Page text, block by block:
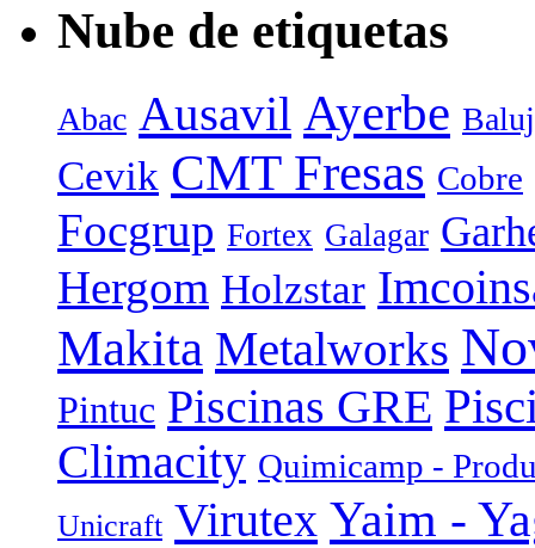
Nube de etiquetas
Abac Ausavil Ayerbe
Cevik CMT Fresas Cobre
Focgrup Fortex Galagar
Hergom Holzstar
Makita Metalworks
Pintuc Piscinas GRE
Climacity Quimicamp -
Unicraft Virutex Yaim -